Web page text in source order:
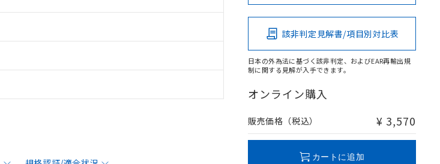
該非判定見解書/項目別対比表
日本の外為法に基づく該非判定、およびEAR再輸出規
制に関する見解が入手できます。
オンライン購入
販売価格（税込） ¥ 3,570
カートに追加